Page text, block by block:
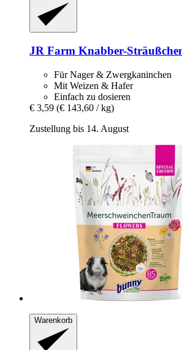
JR Farm Knabber-​
Für Nager & Zwergkaninchen
Mit Weizen & Hafer
Einfach zu dosieren
€ 3,59 (€ 143,60 / kg)
Zustellung bis 14. August
Warenkorb